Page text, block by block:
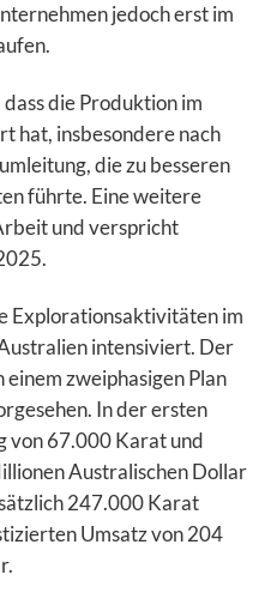
jedoch erst im
die Produktion im
hat, insbesondere nach
die zu besseren
führte. Eine weitere
und verspricht
Explorationsaktivitäten im
intensiviert. Der
zweiphasigen Plan
In der ersten
von 67.000 Karat und
Australischen Dollar
247.000 Karat
Umsatz von 204